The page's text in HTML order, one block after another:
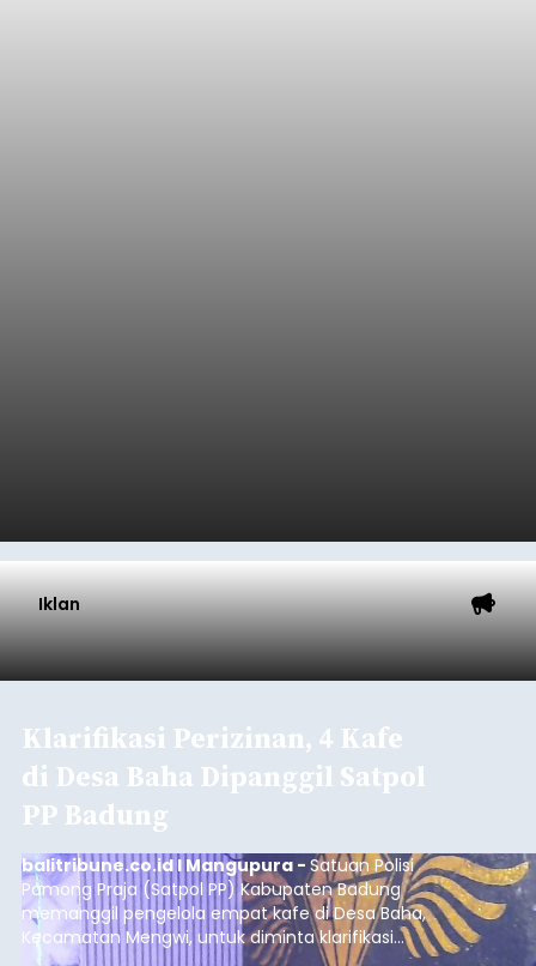
Musim Kemarau Melanda,
Warga Desa Sinabun
Kesulitan Dapatkan Air Bersih
balitribune.co.id I Singaraja -Musim kemarau
yang mulai melanda Kabupaten Buleleng
berdampak pada menurunnya debit sejumlah
sumber mata air. Kondisi tersebut menyebabkan
warga di beberapa desa mulai mengalami
kesulitan mendapatkan air bersih, terutama
untuk memenuhi kebutuhan mandi, cuci, dan
kakus (MCK). Seperti yang dialami warga Desa
Buleleng